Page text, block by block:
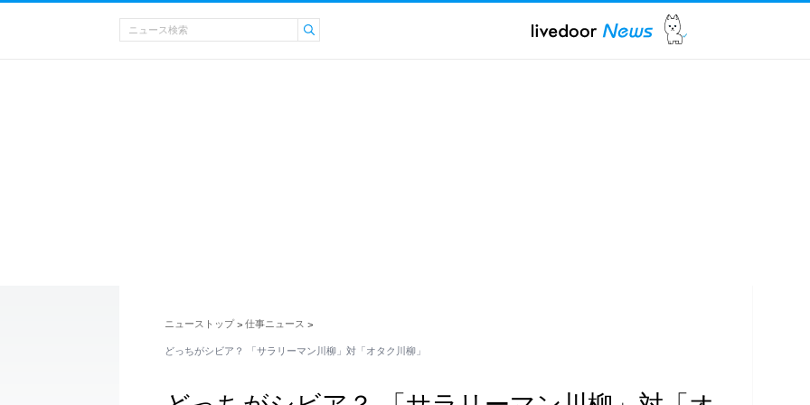
ニューストップ > 仕事ニュース >
どっちがシビア？ 「サラリーマン川柳」対「オタク川柳」